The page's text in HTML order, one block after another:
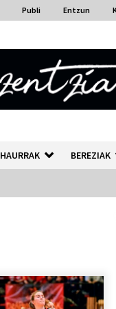
Publi Entzun
HAURRAK BEREZIAK
Auzoportala : 1×04 Auzofoniak